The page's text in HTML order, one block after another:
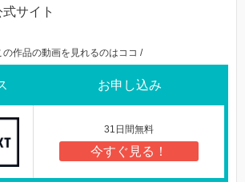
サイト
の作品の動画を見れるのはココ /
お申し込み
31日間無料
今すぐ見る！